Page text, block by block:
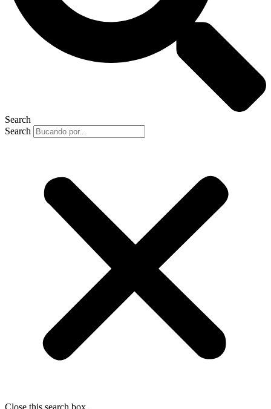
Search
Search
Close this search box.